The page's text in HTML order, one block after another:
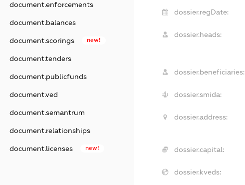
document.enforcements
document.balances
document.scorings new!
document.tenders
document.publicfunds
document.ved
document.semantrum
document.relationships
document.licenses new!
dossier.regDate:
dossier.heads:
dossier.beneficiaries:
dossier.smida:
dossier.address:
dossier.capital:
dossier.kveds: